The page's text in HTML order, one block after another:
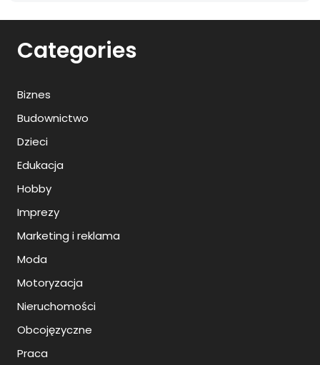
Categories
Biznes
Budownictwo
Dzieci
Edukacja
Hobby
Imprezy
Marketing i reklama
Moda
Motoryzacja
Nieruchomości
Obcojęzyczne
Praca